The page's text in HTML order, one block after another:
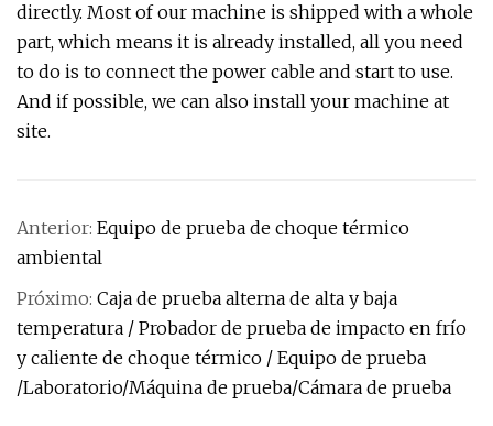
directly. Most of our machine is shipped with a whole
part, which means it is already installed, all you need
to do is to connect the power cable and start to use.
And if possible, we can also install your machine at
site.
Anterior: Equipo de prueba de choque térmico
ambiental
Próximo: Caja de prueba alterna de alta y baja
temperatura / Probador de prueba de impacto en frío
y caliente de choque térmico / Equipo de prueba
/Laboratorio/Máquina de prueba/Cámara de prueba